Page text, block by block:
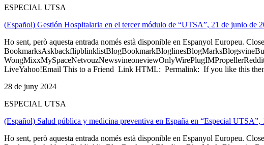
ESPECIAL UTSA
(Español) Gestión Hospitalaria en el tercer módulo de “UTSA”, 21 de junio de
Ho sent, però aquesta entrada només està disponible en Espanyol Europeu.
LiveYahoo!Email This to a Friend Link HTML: Permalink: If you like this
28 de juny 2024
ESPECIAL UTSA
(Español) Salud pública y medicina preventiva en España en “Especial UTSA”,
Ho sent, però aquesta entrada només està disponible en Espanyol Europeu.